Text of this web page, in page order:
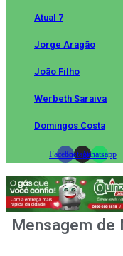
Atual 7
Jorge Aragão
João Filho
Werbeth Saraiva
Domingos Costa
FacebookInstagramWhatsapp
Mensagem de